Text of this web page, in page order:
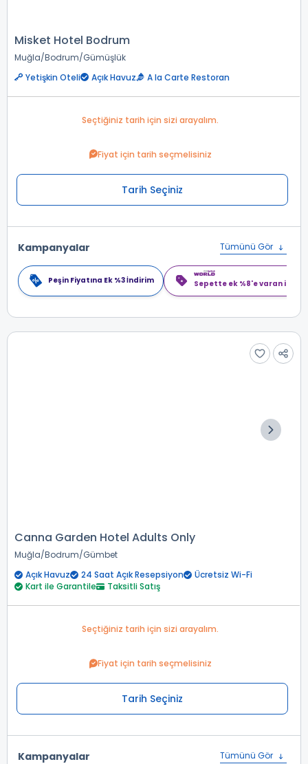
Misket Hotel Bodrum
Muğla Bodrum Gümüşlük
Yetişkin Oteli
Açık Havuz A la Carte Restoran
Seçtiğiniz tarih için sizi arayalım.
Fiyat için tarih seçmelisiniz
Tarih Seçiniz
Kampanyalar Tümünü Gör
Peşin Fiyatına Ek %3 İndirim Sepette ek %8'e varan
Canna Garden Hotel Adults Only
Muğla Bodrum Gümbet
Açık Havuz
24 Saat Açık Resepsiyon
Ücretsiz Wi-Fi
Kart ile Garantile
Taksitli Satış
Seçtiğiniz tarih için sizi arayalım.
Fiyat için tarih seçmelisiniz
Tarih Seçiniz
Kampanyalar Tümünü Gör